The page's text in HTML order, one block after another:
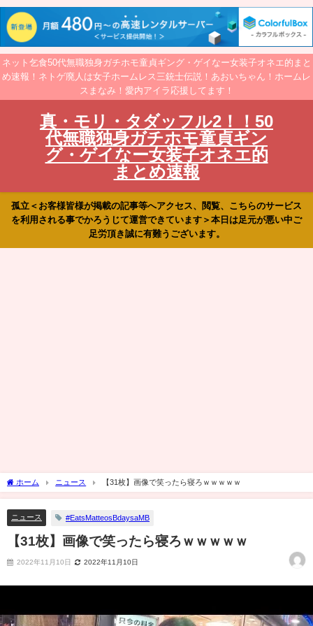
ネット乞食50代無職独身ガチホモ童貞ギング・ゲイなー女装子オネエ的まと
め速報！ネトゲ廃人は女子ホームレス三銃士伝説！あおいちゃん！ホームレ
スまなみ！愛内アイラ応援してます！
真・モリ・タダッフル2！！50
代無職独身ガチホモ童貞ギン
グ・ゲイなー女装子オネエ的
まとめ速報
孤立＜お客様皆様が掲載の記事等へアクセス、閲覧、こちらのサービス
を利用される事でかろうじて運営できています＞本日は足元が悪い中ご
足労頂き誠に有難うございます。
ホーム ニュース 【31枚】画像で笑ったら寝ろｗｗｗｗｗ
ニュース #EatsMatteosBdaysaMB
【31枚】画像で笑ったら寝ろｗｗｗｗｗ
2022年11月10日 2022年11月10日